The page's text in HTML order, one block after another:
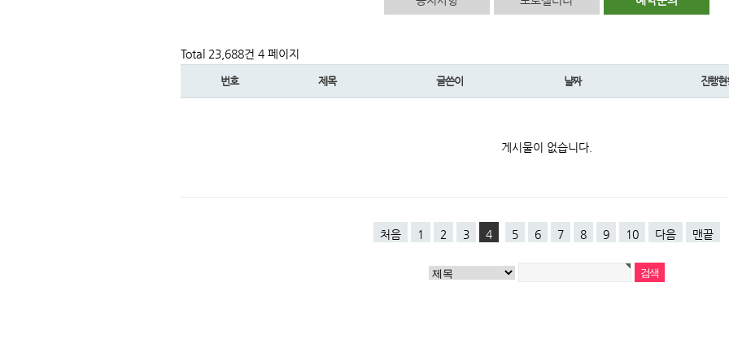
Total 23,688건 4 페이지
번호 제목 글쓴이 날짜 진행현
게시물이 없습니다.
처음 1 2 3 4 5 6 7 8 9 10 다음 맨끝